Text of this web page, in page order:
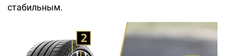
стабильным.